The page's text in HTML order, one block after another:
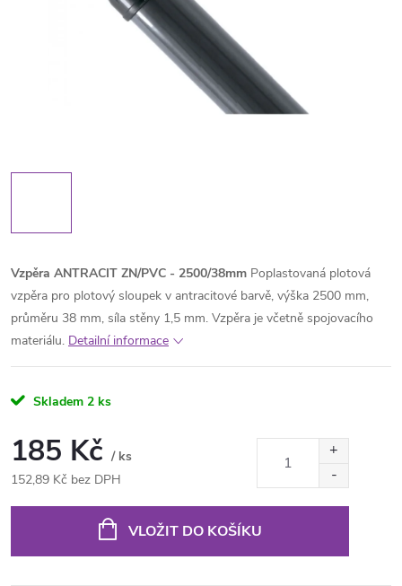
Vzpěra ANTRACIT ZN/PVC - 2500/38mm Poplastovaná plotová
vzpěra pro plotový sloupek v antracitové barvě, výška 2500 mm,
průměru 38 mm, síla stěny 1,5 mm. Vzpěra je včetně spojovacího
materiálu. Detailní informace
Skladem 2 ks
185 Kč / ks
152,89 Kč bez DPH
VLOŽIT DO KOŠÍKU